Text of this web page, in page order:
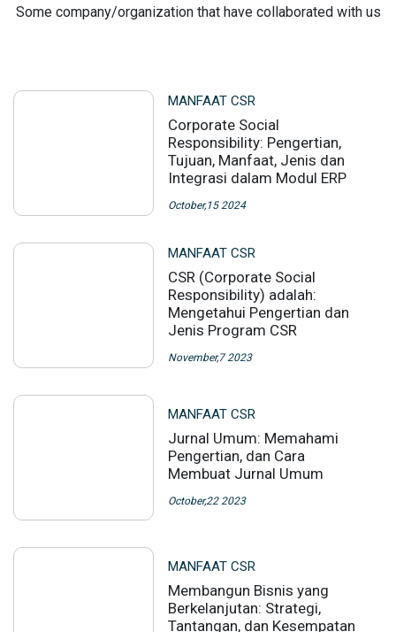
Some company/organization that have collaborated with us
MANFAAT CSR
Corporate Social
Responsibility: Pengertian,
Tujuan, Manfaat, Jenis dan
Integrasi dalam Modul ERP
October,15 2024
MANFAAT CSR
CSR (Corporate Social
Responsibility) adalah:
Mengetahui Pengertian dan
Jenis Program CSR
November,7 2023
MANFAAT CSR
Jurnal Umum: Memahami
Pengertian, dan Cara
Membuat Jurnal Umum
October,22 2023
MANFAAT CSR
Membangun Bisnis yang
Berkelanjutan: Strategi,
Tantangan, dan Kesempatan